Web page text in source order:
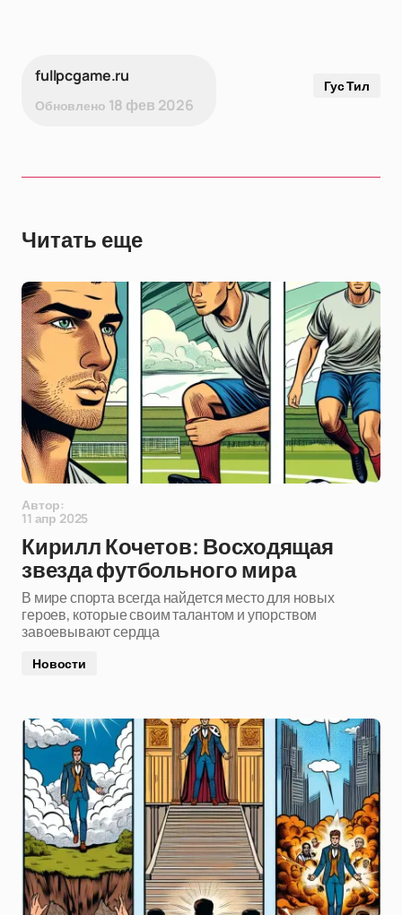
fullpcgame.ru
Обновлено 18 фев 2026
Гус Тил
Читать еще
Автор:
11 апр 2025
Кирилл Кочетов: Восходящая
звезда футбольного мира
В мире спорта всегда найдется место для новых
героев, которые своим талантом и упорством
завоевывают сердца
Новости